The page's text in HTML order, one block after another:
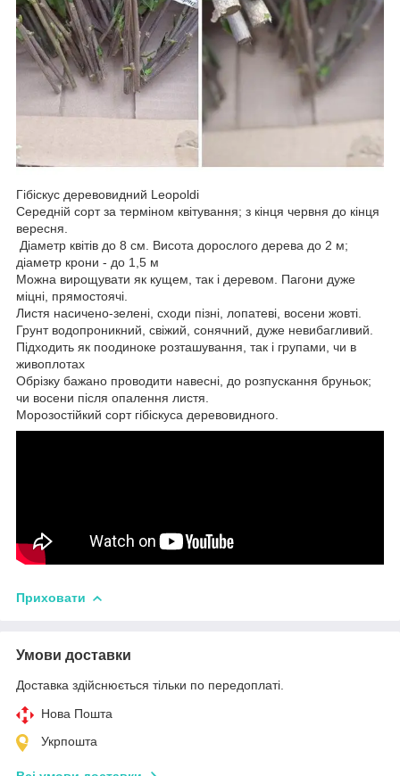
Гібіскус деревовидний Leopoldi
Середній сорт за терміном квітування; з кінця червня до кінця
вересня.
Діаметр квітів до 8 см. Висота дорослого дерева до 2 м;
діаметр крони - до 1,5 м
Можна вирощувати як кущем, так і деревом. Пагони дуже
міцні, прямостоячі.
Листя насичено-зелені, сходи пізні, лопатеві, восени жовті.
Грунт водопроникний, свіжий, сонячний, дуже невибагливий.
Підходить як поодиноке розташування, так і групами, чи в
живоплотах
Обрізку бажано проводити навесні, до розпускання бруньок;
чи восени після опалення листя.
Морозостійкий сорт гібіскуса деревовидного.
Приховати
Умови доставки
Доставка здійснюється тільки по передоплаті.
Нова Пошта
Укрпошта